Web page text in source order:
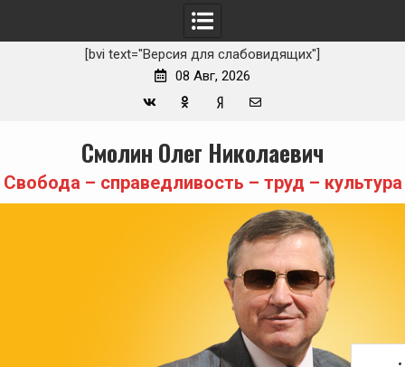
[bvi text="Версия для слабовидящих"]
08 Авг, 2026
Zen
mail
content
Смолин Олег Николаевич
Свобода – справедливость – труд – культура